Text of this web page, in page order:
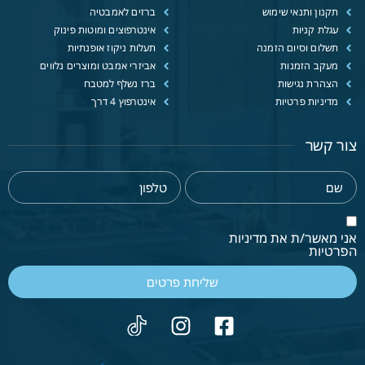
תקנון ותנאי שימוש
עגלת קניות
תשלום וסיום הזמנה
מעקב הזמנות
הצהרת נגישות
מדיניות פרטיות
ברזים לאמבטיה
אינטרפוצים ומוטות פינוק
תעלות ניקוז אופנתיות
אביזרי אמבט ומוצרים נלווים
ברז נשלף למטבח
אינטרפוץ 4 דרך
צור קשר
אני מאשר/ת את מדיניות
הפרטיות
שליחת פרטים